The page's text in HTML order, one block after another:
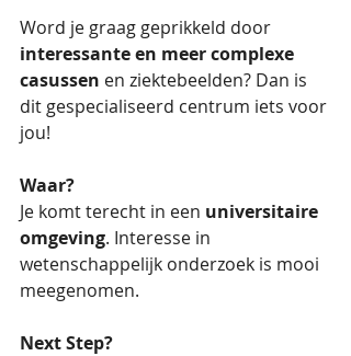
Word je graag geprikkeld door
interessante en meer complexe
casussen en ziektebeelden? Dan is
dit gespecialiseerd centrum iets voor
jou!
Waar?
Je komt terecht in een universitaire
omgeving. Interesse in
wetenschappelijk onderzoek is mooi
meegenomen.
Next Step?